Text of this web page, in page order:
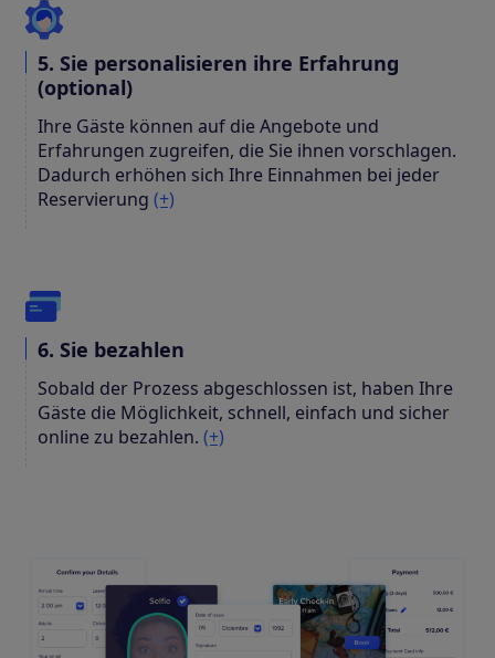
5. Sie personalisieren ihre Erfahrung
(optional)
Ihre Gäste können auf die Angebote und
Erfahrungen zugreifen, die Sie ihnen vorschlagen.
Dadurch erhöhen sich Ihre Einnahmen bei jeder
Reservierung (+)
6. Sie bezahlen
Sobald der Prozess abgeschlossen ist, haben Ihre
Gäste die Möglichkeit, schnell, einfach und sicher
online zu bezahlen. (+)